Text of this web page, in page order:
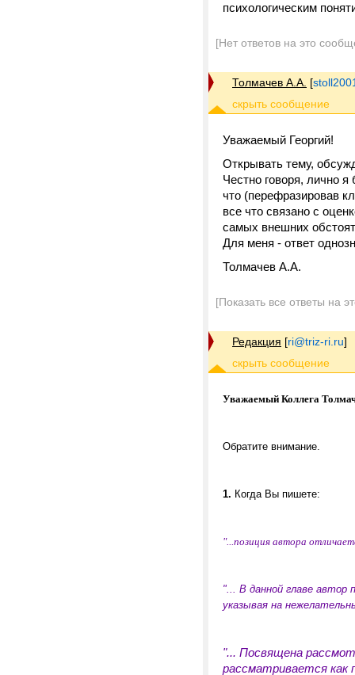
психологическим
[Нет ответов на это
Толмачев А.А. [
Уважаемый Георгий!
Открывать тему,
Честно говоря, лично
что (перефразировав
все что связано с
самых внешних
Для меня - ответ
Толмачев А.А.
[Показать все ответы на
Редакция [ri@triz-ri.ru]
Уважаемый Коллега
Обратите внимание.
1. Когда Вы пишете:
"...позиция автора
"... В данной главе автор
указывая на
"... Посвящена
рассматривается как